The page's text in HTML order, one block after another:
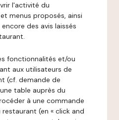
l'activité du
menus proposés, ainsi
des avis laissés
fonctionnalités et/ou
aux utilisateurs de
(cf. demande de
table auprès du
à une commande
(en « click and